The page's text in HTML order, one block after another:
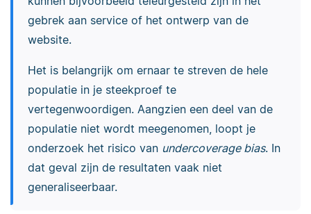
gebrek aan service of het ontwerp van de
website.
Het is belangrijk om ernaar te streven de hele
populatie in je steekproef te
vertegenwoordigen. Aangzien een deel van de
populatie niet wordt meegenomen, loopt je
onderzoek het risico van undercoverage bias. In
dat geval zijn de resultaten vaak niet
generaliseerbaar.